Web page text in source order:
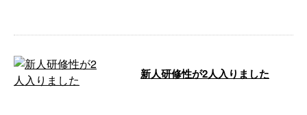
新人研修性が2人入りました